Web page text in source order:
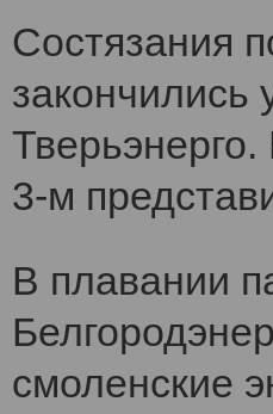
Состязания
закончились
3-м
В плавании
смоленские